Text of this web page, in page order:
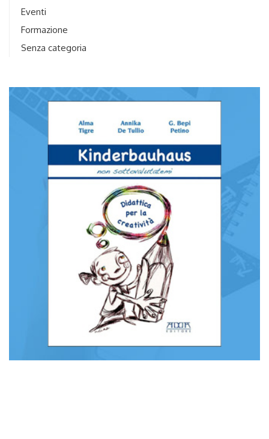
Eventi
Formazione
Senza categoria